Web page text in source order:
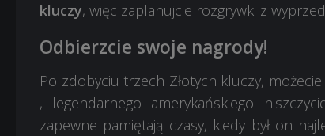
kluczy, więc zaplanujcie rozgrywki z
Odbierzcie swoje nagrody!
Po zdobyciu trzech Złotych kluczy, możecie
, legendarnego amerykańskiego
zapewne pamiętają czasy, kiedy był on